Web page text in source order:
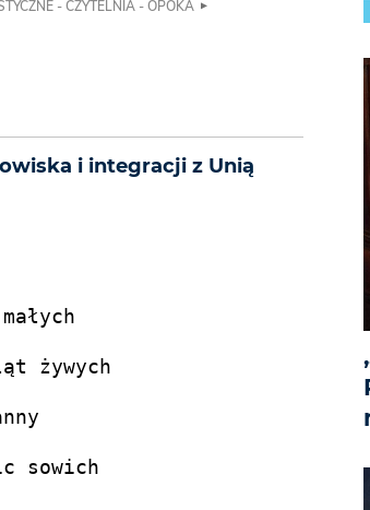
- CZYTELNIA - OPOKA
i integracji z Unią
żywych
sowich